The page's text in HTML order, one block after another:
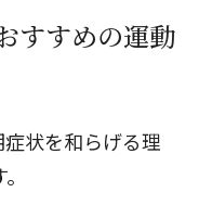
すすめの運動
状を和らげる理